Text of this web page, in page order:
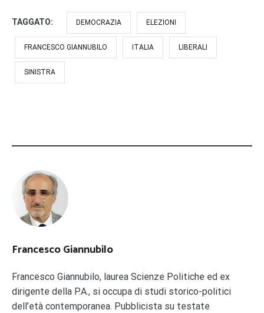
TAGGATO: DEMOCRAZIA ELEZIONI
FRANCESCO GIANNUBILO ITALIA LIBERALI
SINISTRA
Francesco Giannubilo
Francesco Giannubilo, laurea Scienze Politiche ed ex
dirigente della P.A., si occupa di studi storico-politici
dell’età contemporanea. Pubblicista su testate